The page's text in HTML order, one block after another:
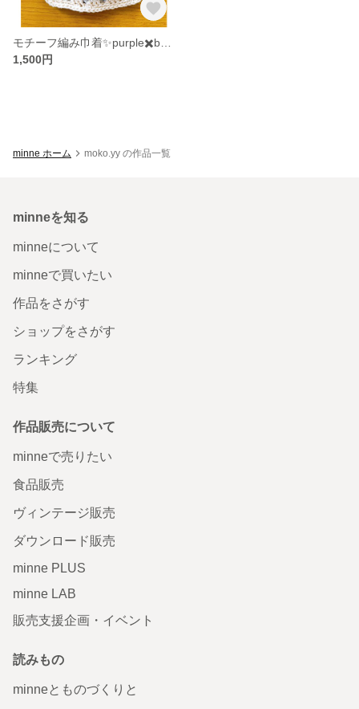
1,500円
minne ホーム moko.yy の作品一覧
minneを知る
minneについて
minneで買いたい
作品をさがす
ショップをさがす
ランキング
特集
作品販売について
minneで売りたい
食品販売
ヴィンテージ販売
ダウンロード販売
minne PLUS
minne LAB
販売支援企画・イベント
読みもの
minneとものづくりと